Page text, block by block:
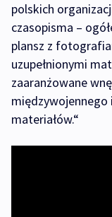
polskich
czasopisma –
plansz z
uzupełnionymi
zaaranżowane
międzywojennego
materiałów.“